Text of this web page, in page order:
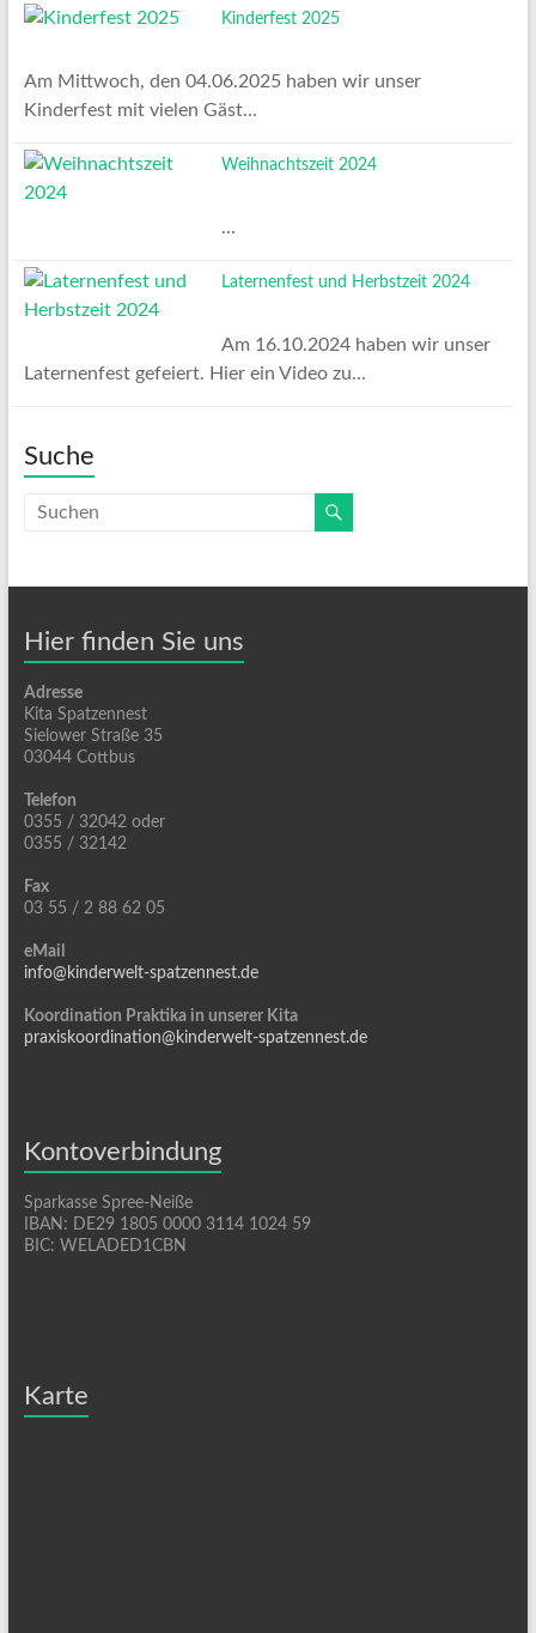
Kinderfest 2025
Am Mittwoch, den 04.06.2025 haben wir unser
Kinderfest mit vielen Gäst...
Weihnachtszeit 2024
...
Laternenfest und Herbstzeit 2024
Am 16.10.2024 haben wir unser
Laternenfest gefeiert. Hier ein Video zu...
Suche
Hier finden Sie uns
Adresse
Kita Spatzennest
Sielower Straße 35
03044 Cottbus
Telefon
0355 / 32042 oder
0355 / 32142
Fax
03 55 / 2 88 62 05
eMail
info@kinderwelt-spatzennest.de
Koordination Praktika in unserer Kita
praxiskoordination@kinderwelt-spatzennest.de
Kontoverbindung
Sparkasse Spree-Neiße
IBAN: DE29 1805 0000 3114 1024 59
BIC: WELADED1CBN
Karte